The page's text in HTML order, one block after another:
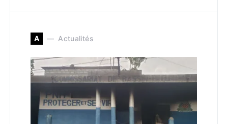
A Actualités